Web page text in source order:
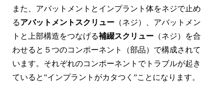
また、アバットメントとインプラント体をネジで止め
るアバットメントスクリュー （ネジ）、アバットメン
トと上部構造をつなげる補綴スクリュー （ネジ）を合
わせると５つのコンポーネント（部品）で構成されて
います。それぞれのコンポーネントでトラブルが起き
ていると”インプラントがカタつく”ことになります。